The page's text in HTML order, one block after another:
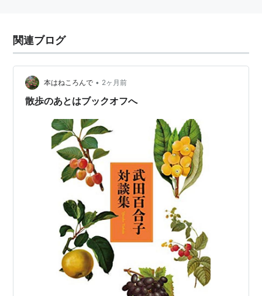
関連ブログ
本はねころんで • 2ヶ月前
散歩のあとはブックオフへ